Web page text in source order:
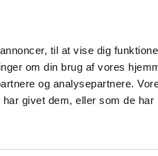
til at vise dig
om din brug af vores
og analysepartnere.
givet dem, eller som de
Nyheder Om os
og
Apoteker og salg af